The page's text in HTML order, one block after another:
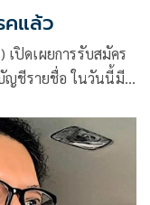
แล้ว
ญชีรายชื่อ ในวันนี้มี